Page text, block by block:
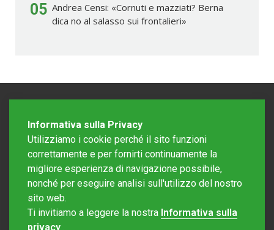
05 Andrea Censi: «Cornuti e mazziati? Berna
dica no al salasso sui frontalieri»
Editore Rotostampa SA
Informativa sulla Privacy
Utilizziamo i cookie perché il sito funzioni
correttamente e per fornirti continuamente la
migliore esperienza di navigazione possibile,
nonché per eseguire analisi sull'utilizzo del nostro
sito web.
Ti invitiamo a leggere la nostra Informativa sulla
privacy .